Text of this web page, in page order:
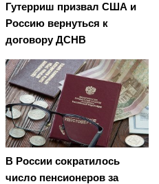
Гутерриш призвал США и
Россию вернуться к
договору ДСНВ
В России сократилось
число пенсионеров за